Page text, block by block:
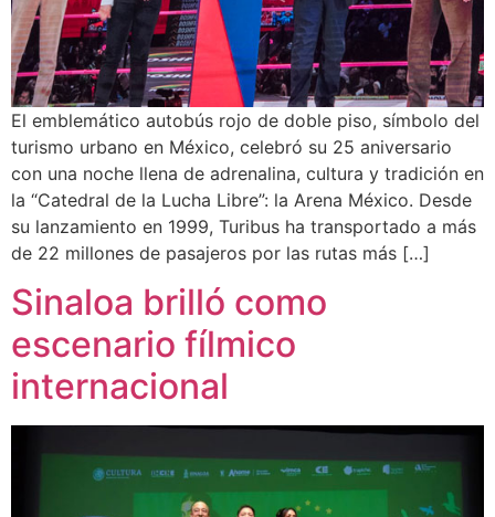
El emblemático autobús rojo de doble piso, símbolo del
turismo urbano en México, celebró su 25 aniversario
con una noche llena de adrenalina, cultura y tradición en
la “Catedral de la Lucha Libre”: la Arena México. Desde
su lanzamiento en 1999, Turibus ha transportado a más
de 22 millones de pasajeros por las rutas más […]
Sinaloa brilló como
escenario fílmico
internacional